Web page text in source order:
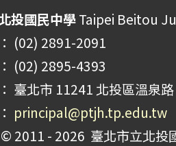
投國民中學Taipei Beitou
2891-2091
2895-4393
臺北市 11241 北投區溫泉
principal@ptjh.tp.edu.tw
2011 - 2026 臺北市立北投